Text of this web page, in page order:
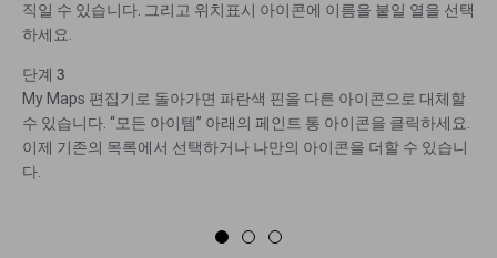
직일 수 있습니다. 그리고 위치표시 아이콘에 이름을 붙일 열을 선택
하세요.
단계 3
My Maps 편집기로 돌아가면 파란색 핀을 다른 아이콘으로 대체할
수 있습니다. “모든 아이템” 아래의 페인트 통 아이콘을 클릭하세요.
이제 기존의 목록에서 선택하거나 나만의 아이콘을 더할 수 있습니
다.